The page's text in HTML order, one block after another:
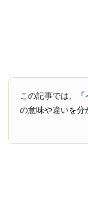
この記事では、
の意味や違いを分